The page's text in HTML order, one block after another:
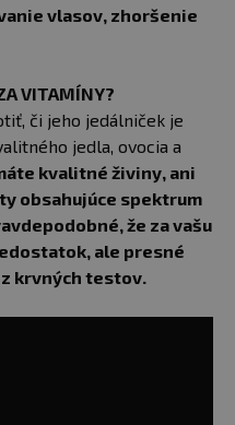
vlasov, zhoršenie
VITAMÍNY?
či jeho jedálniček je
jedla, ovocia a
kvalitné živiny, ani
obsahujúce spektrum
že za vašu
ale presné
krvných testov.​